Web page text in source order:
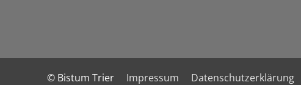
© Bistum Trier Impressum Datenschutzerklärung